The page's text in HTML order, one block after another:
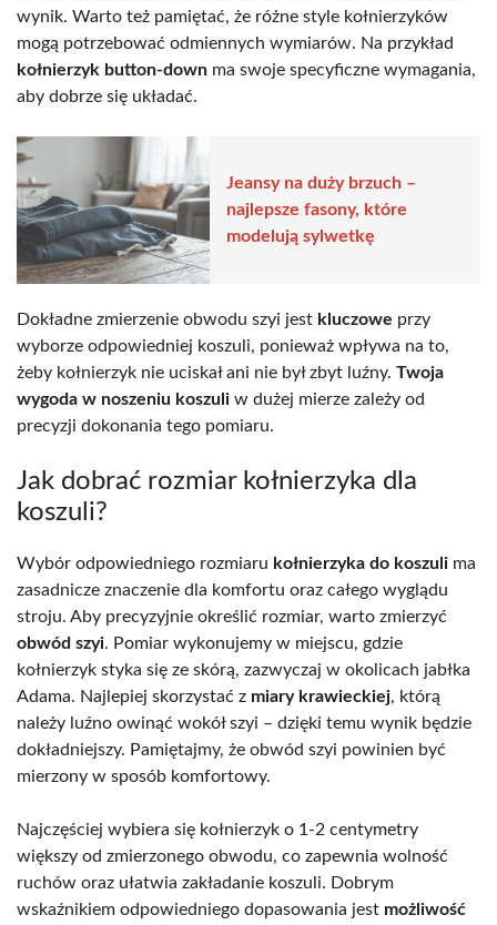
wynik. Warto też pamiętać, że różne style kołnierzyków
mogą potrzebować odmiennych wymiarów. Na przykład
kołnierzyk button-down ma swoje specyficzne wymagania,
aby dobrze się układać.
Jeansy na duży brzuch –
najlepsze fasony, które
modelują sylwetkę
Dokładne zmierzenie obwodu szyi jest kluczowe przy
wyborze odpowiedniej koszuli, ponieważ wpływa na to,
żeby kołnierzyk nie uciskał ani nie był zbyt luźny. Twoja
wygoda w noszeniu koszuli w dużej mierze zależy od
precyzji dokonania tego pomiaru.
Jak dobrać rozmiar kołnierzyka dla
koszuli?
Wybór odpowiedniego rozmiaru kołnierzyka do koszuli ma
zasadnicze znaczenie dla komfortu oraz całego wyglądu
stroju. Aby precyzyjnie określić rozmiar, warto zmierzyć
obwód szyi. Pomiar wykonujemy w miejscu, gdzie
kołnierzyk styka się ze skórą, zazwyczaj w okolicach jabłka
Adama. Najlepiej skorzystać z miary krawieckiej, którą
należy luźno owinąć wokół szyi – dzięki temu wynik będzie
dokładniejszy. Pamiętajmy, że obwód szyi powinien być
mierzony w sposób komfortowy.
Najczęściej wybiera się kołnierzyk o 1-2 centymetry
większy od zmierzonego obwodu, co zapewnia wolność
ruchów oraz ułatwia zakładanie koszuli. Dobrym
wskaźnikiem odpowiedniego dopasowania jest możliwość